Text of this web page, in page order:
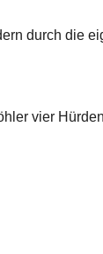
durch die
vier